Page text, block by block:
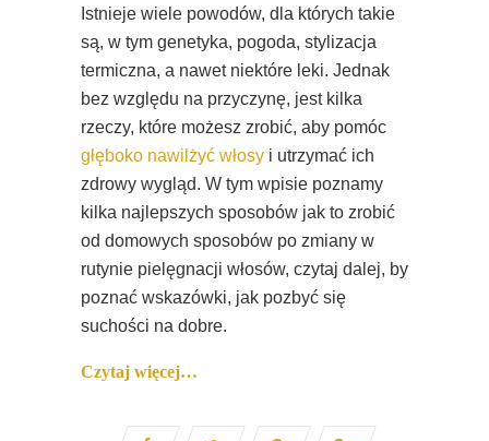
Istnieje wiele powodów, dla których takie
są, w tym genetyka, pogoda, stylizacja
termiczna, a nawet niektóre leki. Jednak
bez względu na przyczynę, jest kilka
rzeczy, które możesz zrobić, aby pomóc
głęboko nawilżyć włosy i utrzymać ich
zdrowy wygląd. W tym wpisie poznamy
kilka najlepszych sposobów jak to zrobić
od domowych sposobów po zmiany w
rutynie pielęgnacji włosów, czytaj dalej, by
poznać wskazówki, jak pozbyć się
suchości na dobre.
Czytaj więcej…